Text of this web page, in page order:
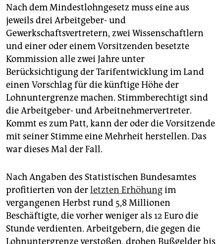
Nach dem Mindestlohngesetz muss eine aus
jeweils drei Arbeitgeber- und
Gewerkschaftsvertretern, zwei Wissenschaftlern
und einer oder einem Vorsitzenden besetzte
Kommission alle zwei Jahre unter
Berücksichtigung der Tarifentwicklung im Land
einen Vorschlag für die künftige Höhe der
Lohnuntergrenze machen. Stimmberechtigt sind
die Arbeitgeber- und Arbeitnehmervertreter.
Kommt es zum Patt, kann der oder die Vorsitzende
mit seiner Stimme eine Mehrheit herstellen. Das
war dieses Mal der Fall.
Nach Angaben des Statistischen Bundesamtes
profitierten von derletzten Erhöhungim
vergangenen Herbst rund 5,8 Millionen
Beschäftigte, die vorher weniger als 12 Euro die
Stunde verdienten. Arbeitgebern, die gegen die
Lohnuntergrenze verstoßen, drohen Bußgelder bis